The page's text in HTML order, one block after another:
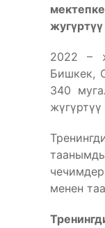
2022 –
Бишкек,
340
менен